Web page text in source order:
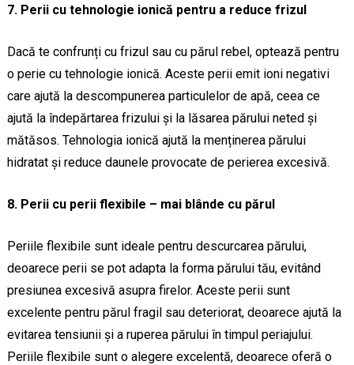
7. Perii cu tehnologie ionică pentru a reduce frizul
Dacă te confrunți cu frizul sau cu părul rebel, optează pentru
o perie cu tehnologie ionică. Aceste perii emit ioni negativi
care ajută la descompunerea particulelor de apă, ceea ce
ajută la îndepărtarea frizului și la lăsarea părului neted și
mătăsos. Tehnologia ionică ajută la menținerea părului
hidratat și reduce daunele provocate de perierea excesivă.
8. Perii cu perii flexibile – mai blânde cu părul
Periile flexibile sunt ideale pentru descurcarea părului,
deoarece perii se pot adapta la forma părului tău, evitând
presiunea excesivă asupra firelor. Aceste perii sunt
excelente pentru părul fragil sau deteriorat, deoarece ajută la
evitarea tensiunii și a ruperea părului în timpul periajului.
Periile flexibile sunt o alegere excelentă, deoarece oferă o